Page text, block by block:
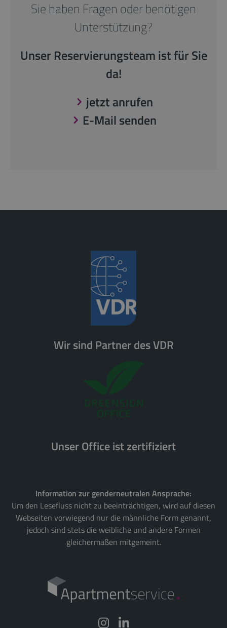
Sie haben Fragen oder benötigen
Unterstützung?
Unser Reservierungsteam ist für Sie
da!
jetzt anrufen
E-Mail senden
Wir sind Partner des VDR
Unser Office ist zertifiziert
Information zur genderneutralen Ansprache:
Um den Lesefluss nicht zu beeinträchtigen, wird auf diesen
Webseiten vorwiegend nur die männliche Form genannt,
jedoch sind stets die weibliche und andere Formen
gleichermaßen mitgemeint.